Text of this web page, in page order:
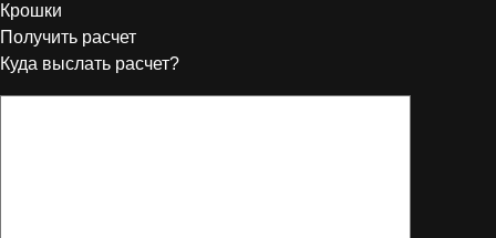
Крошки
Получить расчет
Куда выслать расчет?